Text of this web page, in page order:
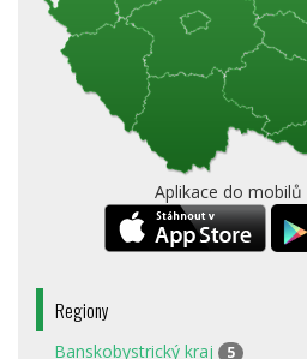
Aplikace do mobilů
Regiony
Banskobystrický kraj 5